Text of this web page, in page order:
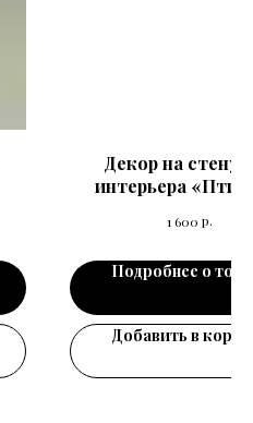
Декор на стену
интерьера
1 600 р.
Подробнее о
Добавить в